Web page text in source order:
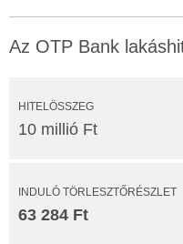
Az OTP Bank
HITELÖSSZEG
10 millió Ft
INDULÓ TÖRLESZTŐRÉSZLET
63 284 Ft